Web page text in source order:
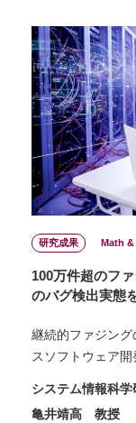
研究成果 Math
100万件超のフ
のバグ検出実態
継続的ファジン
スソフトウェア
システム情報科学
亀井靖高 教授